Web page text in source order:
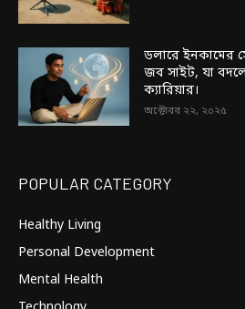
ডলারে ইনকামের
জব সাইট, যা বদলে
ক্যারিয়ার।
অক্টোবর ২২, ২০২৫
POPULAR CATEGORY
Healthy Living
Personal Development
Mental Health